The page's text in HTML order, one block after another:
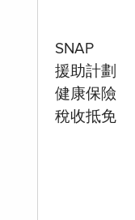
SNAP
援助計劃
健康保險
稅收抵免